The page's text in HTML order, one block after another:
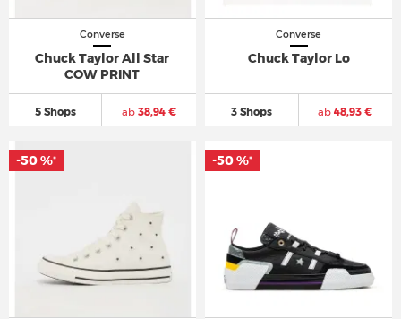
Converse
Chuck Taylor All Star
COW PRINT
5 Shops ab38,94 €
Converse
Chuck Taylor Lo
3 Shops ab 48,93 €
-50 %* -50 %*